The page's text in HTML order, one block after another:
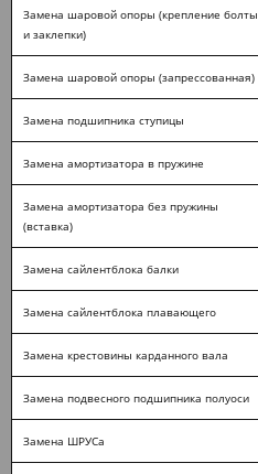
Замена шаровой опоры (крепление болты
и заклепки)
Замена шаровой опоры (запрессованная)
Замена подшипника ступицы
Замена амортизатора в пружине
Замена амортизатора без пружины
(вставка)
Замена сайлентблока балки
Замена сайлентблока плавающего
Замена крестовины карданного вала
Замена подвесного подшипника полуоси
Замена ШРУСа